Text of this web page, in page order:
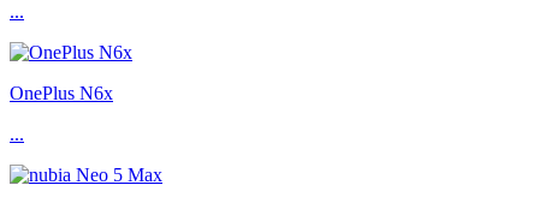
...
OnePlus N6x
...